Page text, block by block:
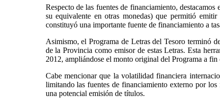
Respecto de las fuentes de financiamiento,
su equivalente en otras monedas) que permitió
constituyó una importante fuente de financiamiento a
Asimismo, el Programa de Letras del Tesoro terminó
de la Provincia como emisor de estas Letras. Esta
2012, ampliándose el monto original del Programa a
Cabe mencionar que la volatilidad financiera
limitando las fuentes de financiamiento externo por
una potencial emisión de títulos.